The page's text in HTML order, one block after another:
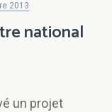
2013
national
un projet